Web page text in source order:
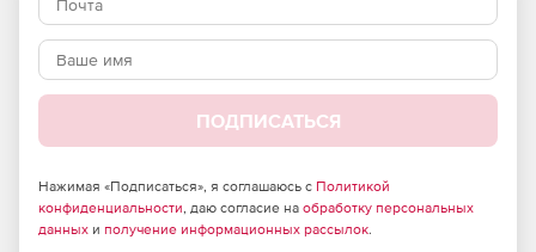
назначать звуковые дорожки и инструменты с
управления.
процессы, которе позволяют автоматически
проекта. Это также позволяет «рисовать» петли прямо
на временной шкале.
ПОДПИСАТЬСЯ
Нажимая «Подписаться», я соглашаюсь с Политикой
конфиденциальности, даю согласие на обработку персональных
данных и получение информационных рассылок.